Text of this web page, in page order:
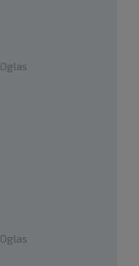
Oglas
Oglas